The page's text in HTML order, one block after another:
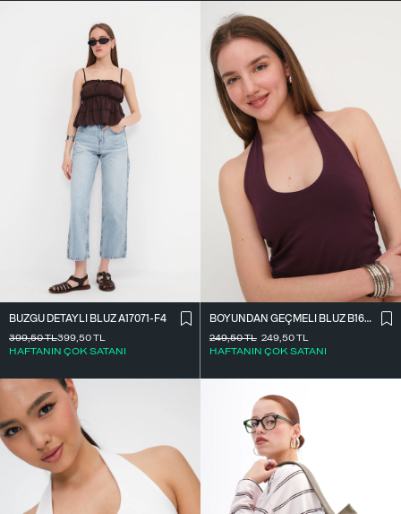
BÜZGÜ DETAYLI BLUZ A17071-F4
399,50TL
HAFTANIN ÇOK SATANI
399,50TL
BOYUNDAN GEÇMELI BLUZ B1623-H11
249,50TL
HAFTANIN ÇOK SATANI
249,50TL